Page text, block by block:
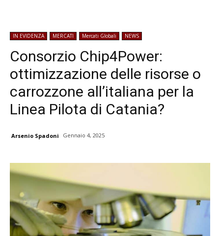
IN EVIDENZA MERCATI Mercati Globali NEWS
Consorzio Chip4Power:
ottimizzazione delle risorse o
carrozzone all’italiana per la
Linea Pilota di Catania?
Arsenio Spadoni Gennaio 4, 2025